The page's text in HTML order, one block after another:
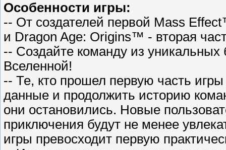
Особенности игры:
-- От создателей первой Mass
и Dragon Age: Origins™ - вторая
-- Создайте команду из
Вселенной!
-- Те, кто прошел первую часть
данные и продолжить историю
они остановились. Новые
приключения будут не менее
игры превосходит первую